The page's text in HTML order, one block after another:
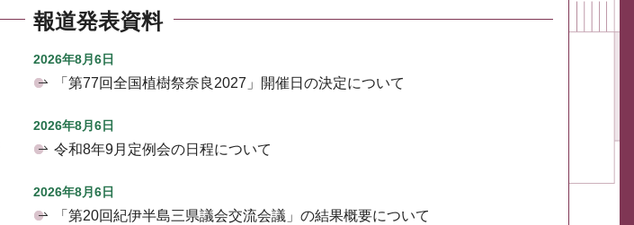
報道発表資料
2026年8月6日
「第77回全国植樹祭奈良2027」開催日の決定について
2026年8月6日
令和8年9月定例会の日程について
2026年8月6日
「第20回紀伊半島三県議会交流会議」の結果概要について